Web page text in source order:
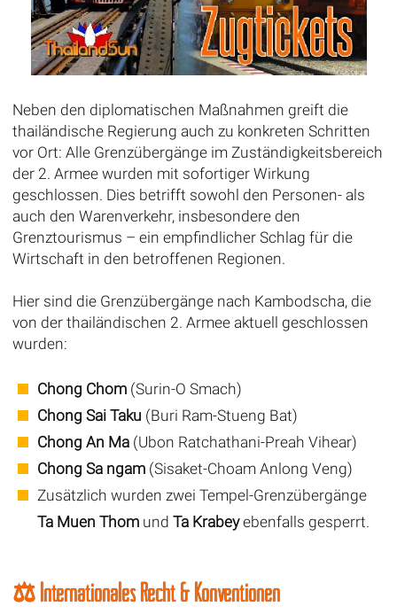
Neben den diplomatischen Maßnahmen greift die
thailändische Regierung auch zu konkreten Schritten
vor Ort: Alle Grenzübergänge im Zuständigkeitsbereich
der 2. Armee wurden mit sofortiger Wirkung
geschlossen. Dies betrifft sowohl den Personen- als
auch den Warenverkehr, insbesondere den
Grenztourismus – ein empfindlicher Schlag für die
Wirtschaft in den betroffenen Regionen.
Hier sind die Grenzübergänge nach Kambodscha, die
von der thailändischen 2. Armee aktuell geschlossen
wurden:
Chong Chom(Surin-O Smach)
Chong Sai Taku (Buri Ram-Stueng Bat)
Chong An Ma(Ubon Ratchathani-Preah Vihear)
Chong Sa ngam(Sisaket-Choam Anlong Veng)
Zusätzlich wurden zwei Tempel-Grenzübergänge
Ta Muen Thomund Ta Krabeyebenfalls gesperrt.
⚖️ Internationales Recht & Konventionen